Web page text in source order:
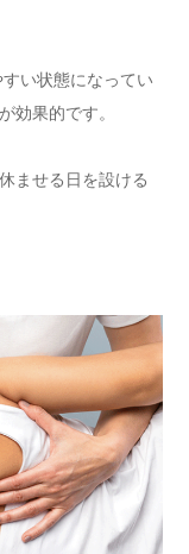
い状態になってい
効果的です。
ませる日を設ける